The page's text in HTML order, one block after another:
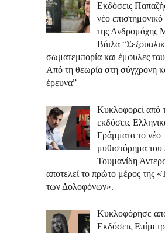
Εκδόσεις
νέο επιστημονικό
της Ανδρομάχης
Βάιλα
σωματεμπορία και έμφυλες
Από τη θεωρία στη σύγχρονη
έρευνα”
Κυκλοφορεί από
εκδόσεις
Γράμματα το νέο
μυθιστόρημα
Τουμανίδη
αποτελεί το πρώτο μέρος της
των Δολοφόνων».
Κυκλοφόρησε
Εκδόσεις